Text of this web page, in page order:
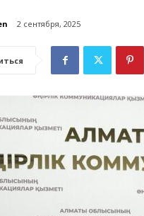
2 сентября, 2025